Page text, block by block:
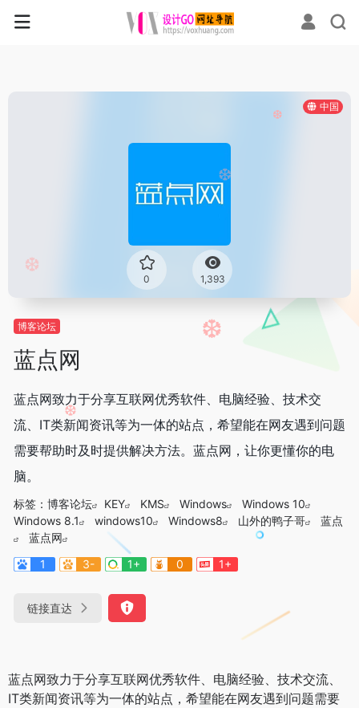
中国
0 1,393
博客论坛
蓝点网
蓝点网致力于分享互联网优秀软件、电脑经验、技术交
流、IT类新闻资讯等为一体的站点，希望能在网友遇到问题
需要帮助时及时提供解决方法。蓝点网，让你更懂你的电
脑。
标签： 博客论坛 KEY KMS Windows
Windows 10
Windows 8.1
windows10 Windows8 山外的鸭子哥
蓝点
蓝点网
1
3- 1+ 0 1+
链接直达
蓝点网致力于分享互联网优秀软件、电脑经验、技术交流、
IT类新闻资讯等为一体的站点，希望能在网友遇到问题需要
❆
❆
❆